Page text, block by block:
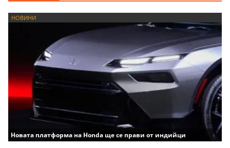
НОВИНИ
Новата платформа на Honda ще се прави от индийци